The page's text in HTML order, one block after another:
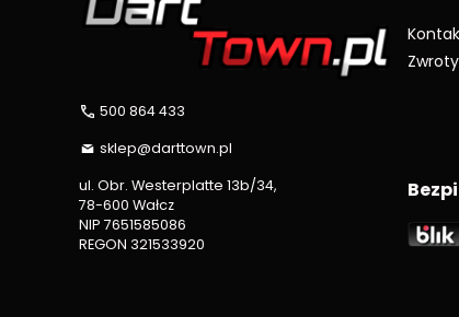
500 864 433
sklep@darttown.pl
ul. Obr. Westerplatte 13b/34,
78-600 Wałcz
NIP 7651585086
REGON 321533920
Zwroty